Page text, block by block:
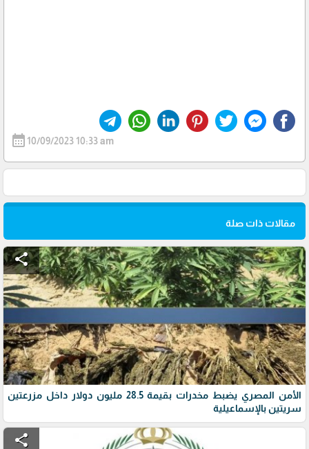
calendar_month 10/09/2023 10:33 am
مقالات ذات صلة
share
الأمن المصري يضبط مخدرات بقيمة 28.5 مليون دولار داخل مزرعتين
سريتين بالإسماعيلية
share